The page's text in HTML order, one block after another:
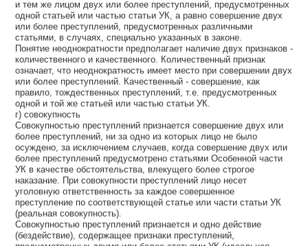
и тем же лицом двух или более преступлений, предусмотренных
одной статьей или частью статьи УК, а равно совершение двух
или более преступлений, предусмотренных различными
статьями, в случаях, специально указанных в законе.
Понятие неоднократности предполагает наличие двух признаков -
количественного и качественного. Количественный признак
означает, что неоднократность имеет место при совершении двух
или более преступлений. Качественный - совершение, как
правило, тождественных преступлений, т.е. предусмотренных
одной и той же статьей или частью статьи УК.
г) совокупность
Совокупностью преступлений признается совершение двух или
более преступлений, ни за одно из которых лицо не было
осуждено, за исключением случаев, когда совершение двух или
более преступлений предусмотрено статьями Особенной части
УК в качестве обстоятельства, влекущего более строгое
наказание. При совокупности преступлений лицо несет
уголовную ответственность за каждое совершенное
преступление по соответствующей статье или части статьи УК
(реальная совокупность).
Совокупностью преступлений признается и одно действие
(бездействие), содержащее признаки преступлений,